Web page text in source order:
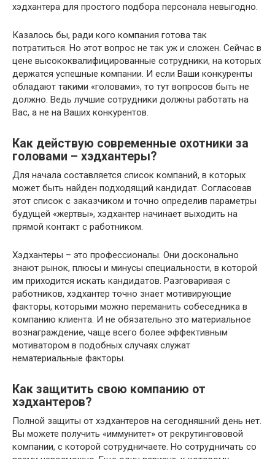
хэдхантера для простого подбора персонала невыгодно.
Казалось бы, ради кого компания готова так
потратиться. Но этот вопрос не так уж и сложен. Сейчас в
цене высококвалифицированные сотрудники, на которых
держатся успешные компании. И если Ваши конкуренты
обладают такими «головами», то тут вопросов быть не
должно. Ведь лучшие сотрудники должны работать на
Вас, а не на Ваших конкурентов.
Как действую современные охотники за
головами – хэдхантеры?
Для начала составляется список компаний, в которых
может быть найден подходящий кандидат. Согласовав
этот список с заказчиком и точно определив параметры
будущей «жертвы», хэдхантер начинает выходить на
прямой контакт с работником.
Хэдхантеры – это профессионалы. Они досконально
знают рынок, плюсы и минусы специальности, в которой
им приходится искать кандидатов. Разговаривая с
работников, хэдхантер точно знает мотивирующие
факторы, которыми можно переманить собеседника в
компанию клиента. И не обязательно это материальное
вознаграждение, чаще всего более эффективным
мотиватором в подобных случаях служат
нематериальные факторы.
Как защитить свою компанию от
хэдхантеров?
Полной защиты от хэдхантеров на сегодняшний день нет.
Вы можете получить «иммунитет» от рекрутингововой
компании, с которой сотрудничаете. Но сотрудничать со